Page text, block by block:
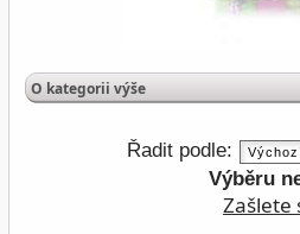
O kategorii výše
Řadit podle:
Výběru
Zašlete